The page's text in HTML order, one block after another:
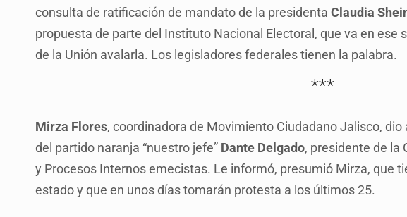
consulta de ratificación de mandato de la presidenta Claudia
propuesta de parte del Instituto Nacional Electoral, que va en ese
de la Unión avalarla. Los legisladores federales tienen la palabra.
***
Mirza Flores, coordinadora de Movimiento Ciudadano Jalisco,
del partido naranja “nuestro jefe” Dante Delgado, presidente de la
y Procesos Internos emecistas. Le informó, presumió Mirza, que
estado y que en unos días tomarán protesta a los últimos 25.